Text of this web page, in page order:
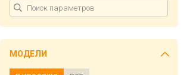
МОДЕЛИ